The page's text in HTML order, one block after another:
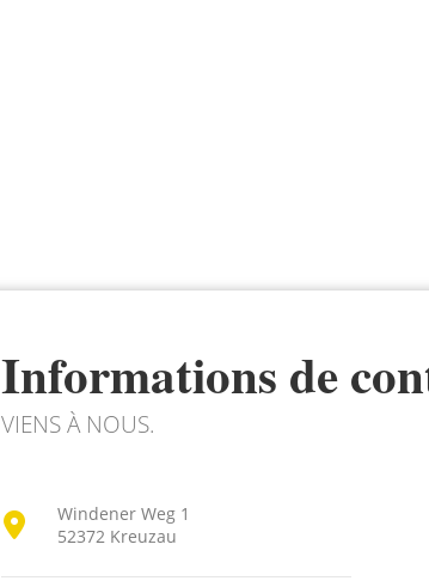
Informations de
VIENS À NOUS.
Windener Weg 1
52372 Kreuzau